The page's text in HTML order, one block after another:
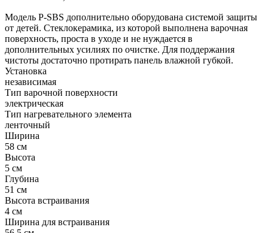
Модель P-SBS дополнительно оборудована системой защиты
от детей. Стеклокерамика, из которой выполнена варочная
поверхность, проста в уходе и не нуждается в
дополнительных усилиях по очистке. Для поддержания
чистоты достаточно протирать панель влажной губкой.
Установка
независимая
Тип варочной поверхности
электрическая
Тип нагревательного элемента
ленточный
Ширина
58 см
Высота
5 см
Глубина
51 см
Высота встраивания
4 см
Ширина для встраивания